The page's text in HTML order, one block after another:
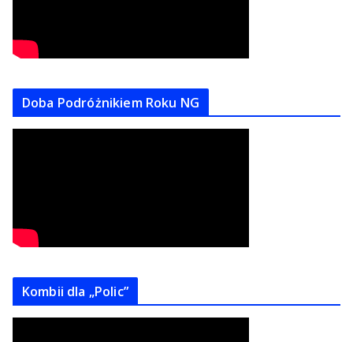
Doba Podróżnikiem Roku NG
Kombii dla „Polic”